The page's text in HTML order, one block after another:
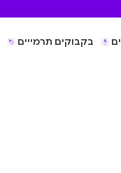
בקבוקים תרמייים